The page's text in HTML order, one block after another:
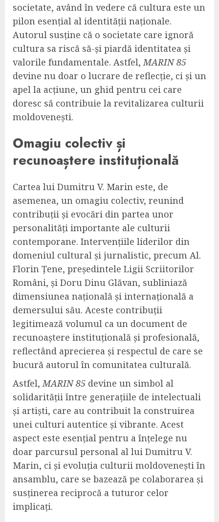
societate, având în vedere că cultura este un
pilon esențial al identității naționale.
Autorul susține că o societate care ignoră
cultura sa riscă să-și piardă identitatea și
valorile fundamentale. Astfel, MARIN 85
devine nu doar o lucrare de reflecție, ci și un
apel la acțiune, un ghid pentru cei care
doresc să contribuie la revitalizarea culturii
moldovenești.
Omagiu colectiv și
recunoaștere instituțională
Cartea lui Dumitru V. Marin este, de
asemenea, un omagiu colectiv, reunind
contribuții și evocări din partea unor
personalități importante ale culturii
contemporane. Intervențiile liderilor din
domeniul cultural și jurnalistic, precum Al.
Florin Țene, președintele Ligii Scriitorilor
Români, și Doru Dinu Glăvan, subliniază
dimensiunea națională și internațională a
demersului său. Aceste contribuții
legitimează volumul ca un document de
recunoaștere instituțională și profesională,
reflectând aprecierea și respectul de care se
bucură autorul în comunitatea culturală.
Astfel, MARIN 85 devine un simbol al
solidarității între generațiile de intelectuali
și artiști, care au contribuit la construirea
unei culturi autentice și vibrante. Acest
aspect este esențial pentru a înțelege nu
doar parcursul personal al lui Dumitru V.
Marin, ci și evoluția culturii moldovenești în
ansamblu, care se bazează pe colaborarea și
susținerea reciprocă a tuturor celor
implicați.